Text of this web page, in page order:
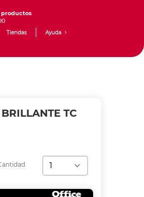
productos
Tiendas Ayuda
TC